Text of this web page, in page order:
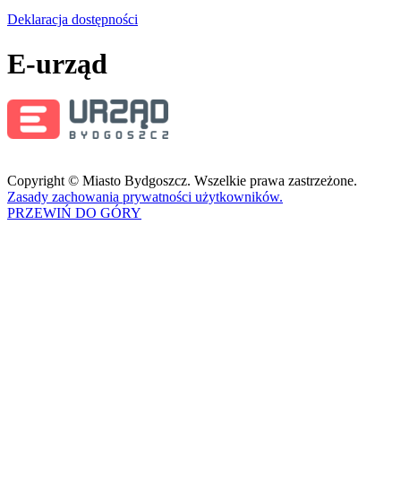
Deklaracja dostępności
E-urząd
Copyright © Miasto Bydgoszcz. Wszelkie prawa zastrzeżone.
Zasady zachowania prywatności użytkowników.
PRZEWIŃ DO GÓRY